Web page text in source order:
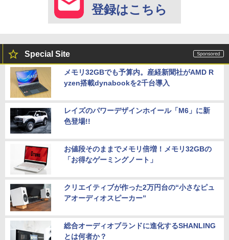
登録はこちら
Special Site
メモリ32GBでも予算内。産経新聞社がAMD R
yzen搭載dynabookを2千台導入
レイズのパワーデザインホイール「M6」に新
色登場!!
お値段そのままでメモリ倍増！メモリ32GBの
「お得なゲーミングノート」
クリエイティブが作った2万円台の“小さなピュ
アオーディオスピーカー”
総合オーディオブランドに進化するSHANLING
とは何者か？